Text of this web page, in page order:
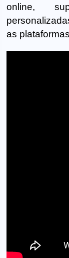
online,
as